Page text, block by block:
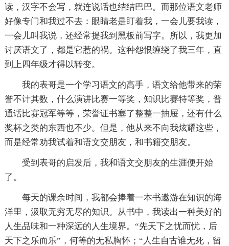
读，汉字不会写，就连说话也结结巴巴。而那位语文老师
好像专门和我过不去：眼睛老是盯着我，一会儿要我读，
一会儿叫我说，还经常提我到黑板前写字。所以，我更加
讨厌语文了，都是它惹的祸。这种怨恨缠绕了我三年，直
到上四年级才得以转变。
我的表哥是一个学习语文的高手，语文给他带来的荣
誉不计其数，什么演讲比赛一等奖，知识比赛特等奖，普
通话比赛冠军等等，荣誉证书塞了整整一抽屉，还有什么
奖杯之类的东西也不少。但是，他从来不向我炫耀这些，
而是经常劝我试着和语文交朋友，和书籍交朋友。
受到表哥的启发后，我和语文交朋友的生涯便开始
了。
每天的课余时间，我都会捧着一本书遨游在知识的海
洋里，汲取无穷无尽的知识。从书中，我读出一种美好的
人生品味和一种深远的人生境界。“先天下之忧而忧，后
天下之乐而乐”，何等的无私胸怀；“人生自古谁无死，留